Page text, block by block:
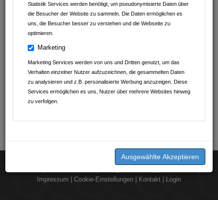
Statistik Services werden benötigt, um pseudonymisierte Daten über
die Besucher der Website zu sammeln. Die Daten ermöglichen es
uns, die Besucher besser zu verstehen und die Webseite zu
optimieren.
Marketing
Marketing Services werden von uns und Dritten genutzt, um das
Verhalten einzelner Nutzer aufzuzeichnen, die gesammelten Daten
zu analysieren und z.B. personalisierte Werbung anzuzeigen. Diese
Services ermöglichen es uns, Nutzer über mehrere Websites hinweg
zu verfolgen.
Impressum
Cookie-Einstellungen Kontakt Login